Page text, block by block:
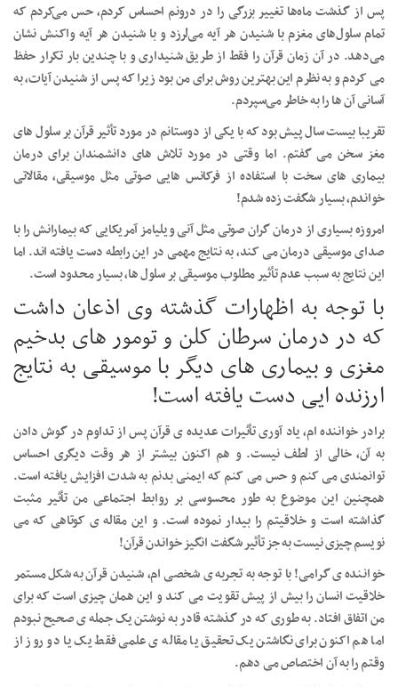
پس از گذشت ماه‌ها تغییر بزرگی را در درونم احساس کردم، حس می‌کردم که
تمام سلول‌های مغزم با شنیدن هر آیه می‌لرزد و با شنیدن هر آیه واکنش نشان
می‌دهد. در آن زمان قرآن را فقط از طریق شنیداری و با چندین بار تکرار حفظ
می کردم و به نظرم این بهترین روش برای من بود زیرا که پس از شنیدن آیات، به
آسانی آن ها را به خاطر می‌سپردم.
تقریبا بیست سال پیش بود که با یکی از دوستانم در مورد تأثیر قرآن بر سلول های
مغز سخن می گفتم. اما وقتی در مورد تلاش های دانشمندان برای درمان
بیماری های سخت با استفاده از فرکانس هایی صوتی مثل موسیقی، مقالاتی
خواندم، بسیار شگفت زده شدم!
امروزه بسیاری از درمان گران صوتی مثل آنی ویلیامز آمریکایی که بیمارانش را با
صدای موسیقی درمان می کند، به نتایج مهمی در این رابطه دست یافته اند. اما
این نتایج به سبب عدم تأثیر مطلوب موسیقی بر سلول ها، بسیار محدود است.
با توجه به اظهارات گذشته وی اذعان داشت
که در درمان سرطان کلن و تومور های بدخیم
مغزی و بیماری های دیگر با موسیقی به نتایج
ارزنده ایی دست یافته است!
برادر خواننده ام، یاد آوری تأثیرات عدیده ی قرآن پس از تداوم در گوش دادن
به آن، خالی از لطف نیست. و هم اکنون بیشتر از هر وقت دیگری احساس
توانمندی می کنم و حس می کنم که ایمنی بدنم به شدت افزایش یافته است.
همچنین این موضوع به طور محسوسی بر روابط اجتماعی من تأثیر مثبت
گذاشته است و خلاقیتم را بیدار نموده است. و این مقاله ی کوتاهی که می
نویسم چیزی نیست به جز تأثیر شگفت انگیز خواندن قرآن!
خواننده ی گرامی! با توجه به تجربه ی شخصی ام، شنیدن قرآن به شکل مستمر
خلاقیت انسان را بیش از پیش تقویت می کند و این همان چیزی است که برای
من اتفاق افتاد. به طوری که در گذشته قادر به نوشتن یک جمله ی صحیح نبودم
اما هم اکنون برای نگاشتن یک تحقیق یا مقاله ی علمی فقط یک یا دو روز از
وقتم را به آن اختصاص می دهم.